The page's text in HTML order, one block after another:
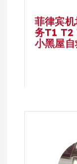
菲律宾
务T1 T2
小黑屋